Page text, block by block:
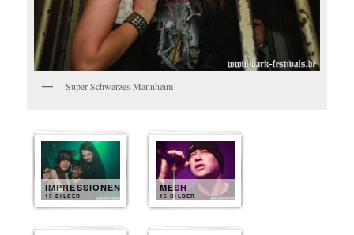
Super Schwarzes Mannheim
IMPRESSIONEN
15 BILDER
MESH
15 BILDER